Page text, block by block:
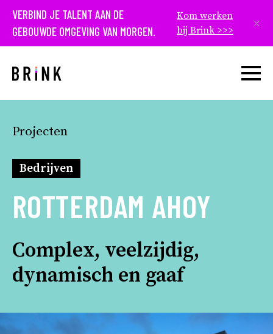
VERBIND JE TALENT AAN DE
GEBOUWDE OMGEVING VAN MORGEN.
Kom werken
bij Brink >>>
Open
Projecten
Bedrijven
ROTTERDAM AHOY
Complex, veelzijdig,
dynamisch en gaaf